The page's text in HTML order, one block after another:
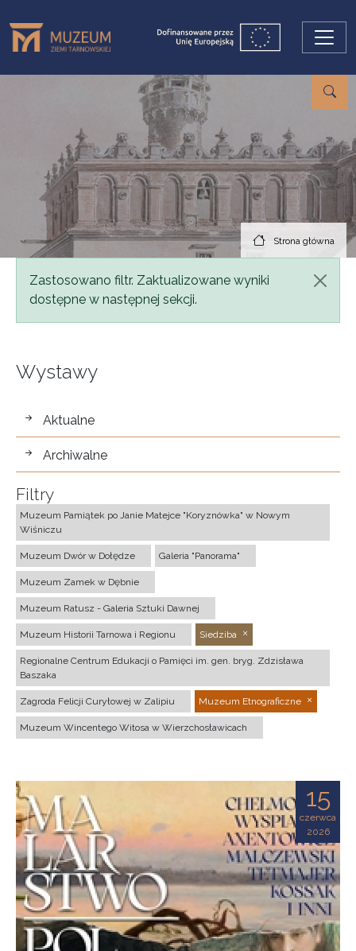
Strona główna
Komunikat
Zastosowano filtr. Zaktualizowane wyniki
dostępne w następnej sekcji.
Wystawy
wystawy
Aktualne
Archiwalne
Filtry
Muzeum Pamiątek po Janie Matejce "Koryznówka" w Nowym
Wiśniczu
Muzeum Dwór w Dołędze Galeria "Panorama"
Muzeum Zamek w Dębnie
Muzeum Ratusz - Galeria Sztuki Dawnej
Muzeum Historii Tarnowa i Regionu Siedziba
Regionalne Centrum Edukacji o Pamięci im. gen. bryg. Zdzisława
Baszaka
Zagroda Felicji Curyłowej w Zalipiu Muzeum Etnograficzne
Muzeum Wincentego Witosa w Wierzchosławicach
15
czerwca
2026